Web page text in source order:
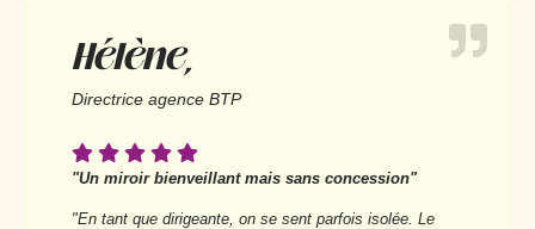
Hélène,
Directrice agence BTP
"Un miroir bienveillant mais sans concession"
"En tant que dirigeante, on se sent parfois isolée. Le